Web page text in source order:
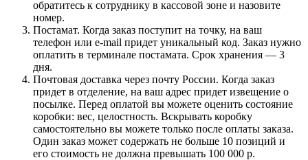
обратитесь к сотруднику в кассовой зоне и назовите
номер.
Постамат. Когда заказ поступит на точку, на ваш
телефон или e-mail придет уникальный код. Заказ нужно
оплатить в терминале постамата. Срок хранения — 3
дня.
Почтовая доставка через почту России. Когда заказ
придет в отделение, на ваш адрес придет извещение о
посылке. Перед оплатой вы можете оценить состояние
коробки: вес, целостность. Вскрывать коробку
самостоятельно вы можете только после оплаты заказа.
Один заказ может содержать не больше 10 позиций и
его стоимость не должна превышать 100 000 р.